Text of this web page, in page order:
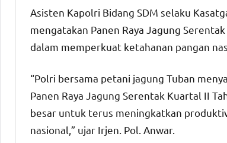
Asisten Kapolri Bidang SDM selaku
mengatakan Panen Raya Jagung
dalam memperkuat ketahanan pangan
“Polri bersama petani jagung Tuban
Panen Raya Jagung Serentak Kuartal II
besar untuk terus meningkatkan
nasional,” ujar Irjen. Pol. Anwar.